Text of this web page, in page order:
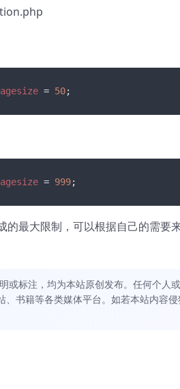
= 50;
= 999;
最大限制，可以根据自己的需要
或标注，均为本站原创发布。任何个人
、书籍等各类媒体平台。如若本站内容